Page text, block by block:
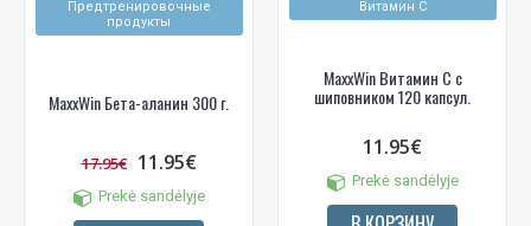
Предтренировочные
продукты
MaxxWin Бета-аланин 300 г.
17.95€ 11.95€
Prekė sandėlyje
Витамин С
MaxxWin Витамин С с
шиповником 120 капсул.
11.95€
Prekė sandėlyje